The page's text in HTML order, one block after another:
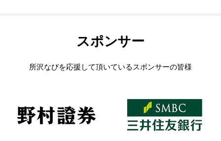
スポンサー
所沢なびを応援して頂いているスポンサーの皆様